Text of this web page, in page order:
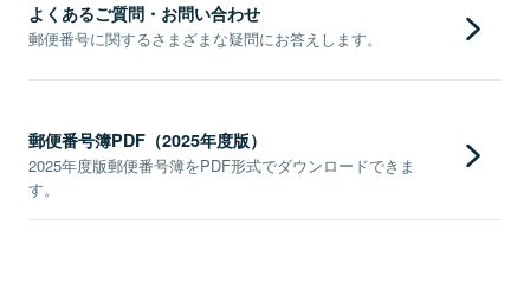
よくあるご質問・お問い合わせ
郵便番号に関するさまざまな疑問にお答えします。
郵便番号簿PDF（2025年度版）
2025年度版郵便番号簿をPDF形式でダウンロードできま
す。